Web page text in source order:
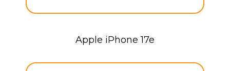
Apple iPhone 17e